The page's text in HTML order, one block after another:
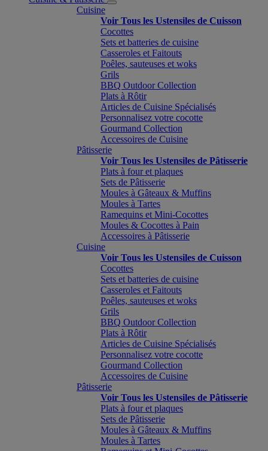
Cuisine
Voir Tous les Ustensiles de Cuisson
Cocottes
Sets et batteries de cuisine
Casseroles et Faitouts
Poêles, sauteuses et woks
Grils
BBQ Outdoor Collection
Plats à Rôtir
Articles de Cuisine Spécialisés
Personnalisez votre cocotte
Gourmand Collection
Accessoires de Cuisine
Pâtisserie
Voir Tous les Ustensiles de Pâtisserie
Plats à four et plaques
Sets de Pâtisserie
Moules à Gâteaux & Muffins
Moules à Tartes
Ramequins et Mini-Cocottes
Moules & Cocottes à Pain
Accessoires à Pâtisserie
Cuisine
Voir Tous les Ustensiles de Cuisson
Cocottes
Sets et batteries de cuisine
Casseroles et Faitouts
Poêles, sauteuses et woks
Grils
BBQ Outdoor Collection
Plats à Rôtir
Articles de Cuisine Spécialisés
Personnalisez votre cocotte
Gourmand Collection
Accessoires de Cuisine
Pâtisserie
Voir Tous les Ustensiles de Pâtisserie
Plats à four et plaques
Sets de Pâtisserie
Moules à Gâteaux & Muffins
Moules à Tartes